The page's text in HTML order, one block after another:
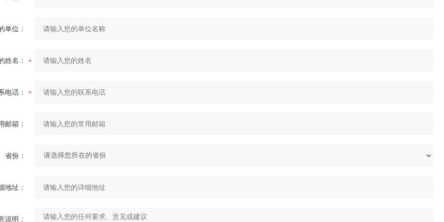
单位：
姓名：
电话：
邮箱：
省份：
地址：
说明：